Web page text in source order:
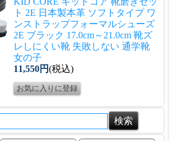
ト 2E 日本製本革 ソフトタイプ ワ
ンストラップフォーマルシューズ
2E ブラック 17.0cm～21.0cm 靴ズ
レしにくい靴 失敗しない 通学靴
女の子
11,550円(税込)